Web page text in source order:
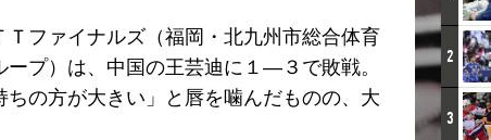
ファイナルズ（福岡・北九州市総合体育
プ）は、中国の王芸迪に１―３で敗戦。
の方が大きい」と唇を噛んだものの、大
2
3